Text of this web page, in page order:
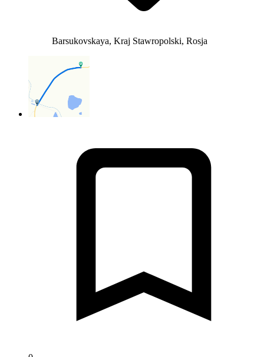
Barsukovskaya, Kraj Stawropolski, Rosja